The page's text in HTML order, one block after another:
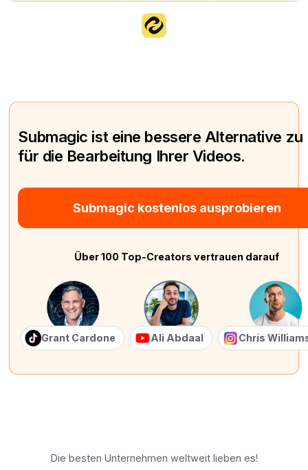
Submagic ist eine bessere Alternative zu
für die Bearbeitung Ihrer Videos.
Submagic kostenlos ausprobieren
Über 100 Top-Creators vertrauen darauf
Grant Cardone Ali Abdaal Chris
Die besten Unternehmen weltweit lieben es!